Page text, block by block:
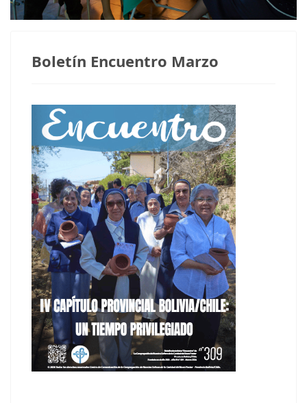
Boletín Encuentro Marzo